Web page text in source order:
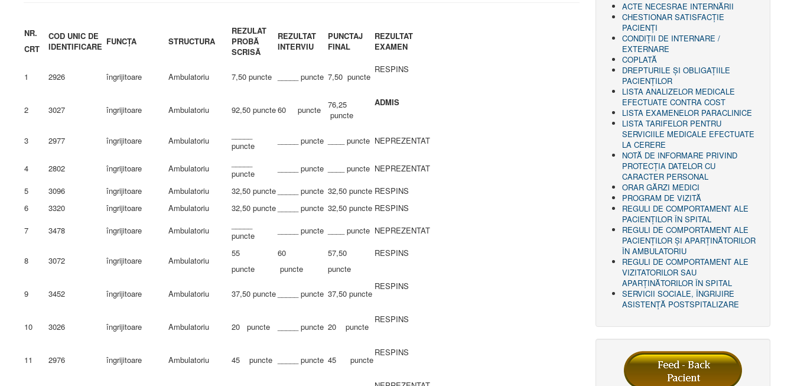
NR.
CRT
COD UNIC DE
IDENTIFICARE FUNCȚA STRUCTURA
REZULAT
PROBĂ
SCRISĂ
REZULTAT
INTERVIU
PUNCTAJ
FINAL
REZULTAT
EXAMEN
1 2926 îngrijitoare Ambulatoriu 7,50 puncte _____ puncte 7,50 puncte
RESPINS
2 3027 îngrijitoare Ambulatoriu 92,50 puncte60 puncte
76,25
puncte
ADMIS
3 2977 îngrijitoare Ambulatoriu
puncte
_____ puncte ____ puncte NEPREZENTAT
4 2802 îngrijitoare Ambulatoriu
puncte
_____ puncte ____ puncte NEPREZENTAT
5
3096 îngrijitoare Ambulatoriu 32,50 puncte _____ puncte 32,50 puncte RESPINS
6
3320 îngrijitoare Ambulatoriu 32,50 puncte _____ puncte 32,50 puncte RESPINS
7
3478 îngrijitoare Ambulatoriu
puncte
_____ puncte ____ puncte NEPREZENTAT
8 3072 îngrijitoare Ambulatoriu
55
puncte
60
puncte
57,50
puncte
RESPINS
9 3452 îngrijitoare Ambulatoriu 37,50 puncte _____ puncte 37,50 puncte
RESPINS
10 3026 îngrijitoare Ambulatoriu 20 puncte _____ puncte 20 puncte
RESPINS
11 2976 îngrijitoare Ambulatoriu 45 puncte _____ puncte 45 puncte
RESPINS
ACTE NECESRAE INTERNĂRII
CHESTIONAR SATISFACŢIE
PACIENŢI
CONDIȚII DE INTERNARE /
EXTERNARE
COPLATĂ
DREPTURILE ŞI OBLIGAŢIILE
PACIENȚILOR
LISTA ANALIZELOR MEDICALE
EFECTUATE CONTRA COST
LISTA EXAMENELOR PARACLINICE
LISTA TARIFELOR PENTRU
SERVICIILE MEDICALE EFECTUATE
LA CERERE
NOTĂ DE INFORMARE PRIVIND
PROTECŢIA DATELOR CU
CARACTER PERSONAL
ORAR GĂRZI MEDICI
PROGRAM DE VIZITĂ
REGULI DE COMPORTAMENT ALE
PACIENȚILOR ÎN SPITAL
REGULI DE COMPORTAMENT ALE
PACIENȚILOR ȘI APARȚINĂTORILOR
ÎN AMBULATORIU
REGULI DE COMPORTAMENT ALE
VIZITATORILOR SAU
APARȚINĂTORILOR ÎN SPITAL
SERVICII SOCIALE, ÎNGRIJIRE
ASISTENŢĂ POSTSPITALIZARE